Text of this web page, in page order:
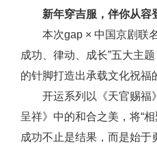
新年穿吉服，伴你从容
本次gap × 中国京剧联
成功、律动、成长”五大主
的针脚打造出承载文化祝福
开运系列以《天官赐福
呈祥》中的和合之美，将“
成功不止是结果，而是始